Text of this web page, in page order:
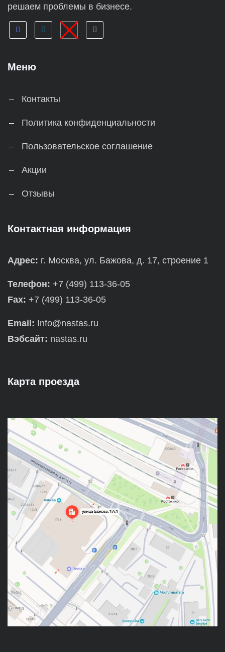
решаем проблемы в бизнесе.
Меню
Контакты
Политика конфиденциальности
Пользовательское соглашение
Акции
Отзывы
Контактная информация
Адрес: г. Москва, ул. Бажова, д. 17, строение 1
Телефон: +7 (499) 113-36-05
Fax: +7 (499) 113-36-05
Email: Info@nastas.ru
Вэбсайт: nastas.ru
Карта проезда